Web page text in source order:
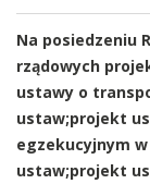
Na posiedzeniu
rządowych
ustawy o
ustaw;projekt
egzekucyjnym
ustaw;projekt